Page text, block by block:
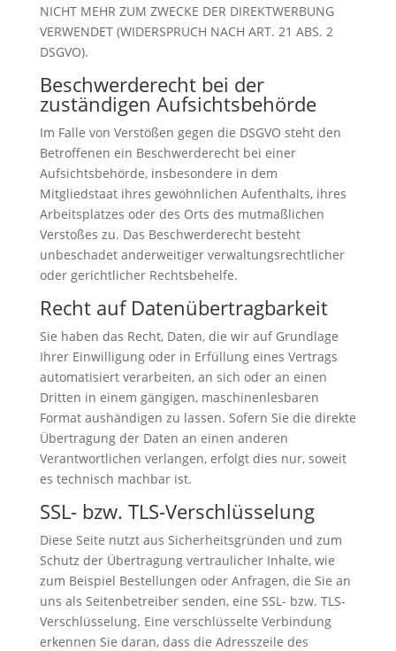
NICHT MEHR ZUM ZWECKE DER DIREKTWERBUNG
VERWENDET (WIDERSPRUCH NACH ART. 21 ABS. 2
DSGVO).
Beschwerde­recht bei der
zuständigen Aufsichts­behörde
Im Falle von Verstößen gegen die DSGVO steht den
Betroffenen ein Beschwerderecht bei einer
Aufsichtsbehörde, insbesondere in dem
Mitgliedstaat ihres gewöhnlichen Aufenthalts, ihres
Arbeitsplatzes oder des Orts des mutmaßlichen
Verstoßes zu. Das Beschwerderecht besteht
unbeschadet anderweitiger verwaltungsrechtlicher
oder gerichtlicher Rechtsbehelfe.
Recht auf Daten­übertrag­barkeit
Sie haben das Recht, Daten, die wir auf Grundlage
Ihrer Einwilligung oder in Erfüllung eines Vertrags
automatisiert verarbeiten, an sich oder an einen
Dritten in einem gängigen, maschinenlesbaren
Format aushändigen zu lassen. Sofern Sie die direkte
Übertragung der Daten an einen anderen
Verantwortlichen verlangen, erfolgt dies nur, soweit
es technisch machbar ist.
SSL- bzw. TLS-Verschlüsselung
Diese Seite nutzt aus Sicherheitsgründen und zum
Schutz der Übertragung vertraulicher Inhalte, wie
zum Beispiel Bestellungen oder Anfragen, die Sie an
uns als Seitenbetreiber senden, eine SSL- bzw. TLS-
Verschlüsselung. Eine verschlüsselte Verbindung
erkennen Sie daran, dass die Adresszeile des